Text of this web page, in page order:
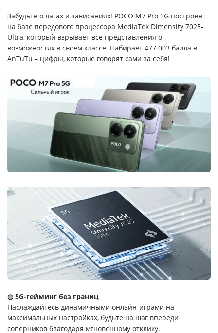
Забудьте о лагах и зависаниях! POCO M7 Pro 5G построен
на базе передового процессора MediaTek Dimensity 7025-
Ultra, который взрывает все представления о
возможностях в своем классе. Набирает 477 003 балла в
AnTuTu – цифры, которые говорят сами за себя!
◍ 5G-гейминг без границ
Наслаждайтесь динамичными онлайн-играми на
максимальных настройках, будьте на шаг впереди
соперников благодаря мгновенному отклику.